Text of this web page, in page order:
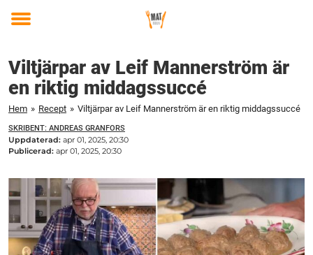
Toggle
Viltjärpar av Leif Mannerström är
en riktig middagssuccé
Hem » Recept » Viltjärpar av Leif Mannerström är en riktig middagssuccé
SKRIBENT: ANDREAS GRANFORS
Uppdaterad: apr 01, 2025, 20:30
Publicerad: apr 01, 2025, 20:30